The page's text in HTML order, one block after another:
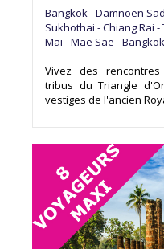
Bangkok - Damnoen
Sukhothai - Chiang Rai
Mai - Mae Sae - Bangkok
Vivez des
tribus du Triangle
vestiges de l'ancien